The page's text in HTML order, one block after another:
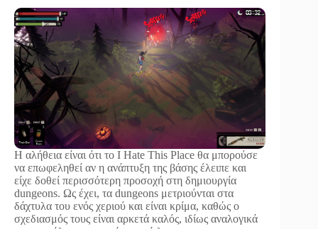
Η αλήθεια είναι ότι το I Hate Τhis Place θα μπορούσε
να επωφεληθεί αν η ανάπτυξη της βάσης έλειπε και
είχε δοθεί περισσότερη προσοχή στη δημιουργία
dungeons. Ως έχει, τα dungeons μετριούνται στα
δάχτυλα του ενός χεριού και είναι κρίμα, καθώς ο
σχεδιασμός τους είναι αρκετά καλός, ιδίως αναλογικά